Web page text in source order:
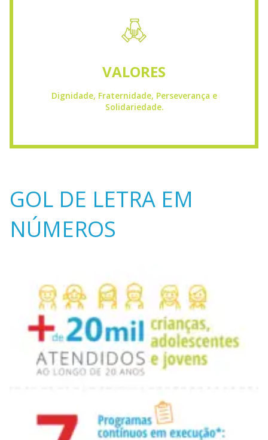
VALORES
Dignidade, Fraternidade, Perseverança e
Solidariedade.
GOL DE LETRA EM
NÚMEROS